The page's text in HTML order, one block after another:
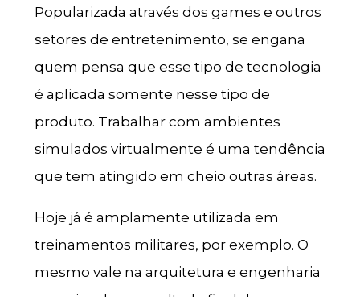
Popularizada através dos games e outros
setores de entretenimento, se engana
quem pensa que esse tipo de tecnologia
é aplicada somente nesse tipo de
produto. Trabalhar com ambientes
simulados virtualmente é uma tendência
que tem atingido em cheio outras áreas.
Hoje já é amplamente utilizada em
treinamentos militares, por exemplo. O
mesmo vale na arquitetura e engenharia